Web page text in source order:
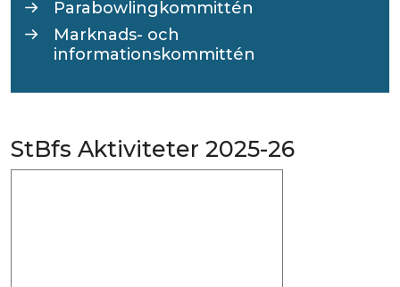
Parabowlingkommittén
Marknads- och
informationskommittén
StBfs Aktiviteter 2025-26